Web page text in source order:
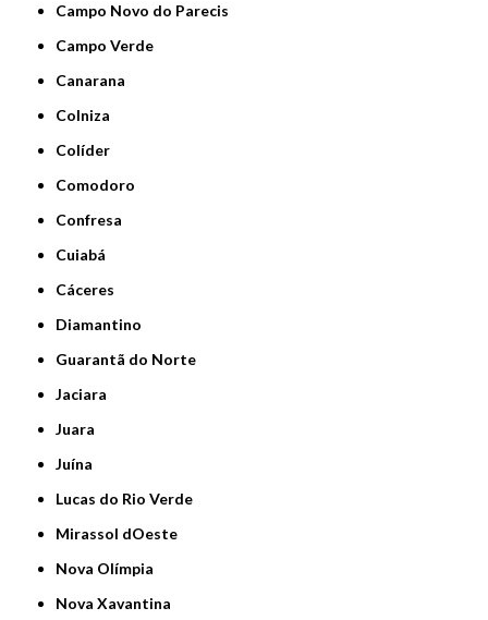
Campo Novo do Parecis
Campo Verde
Canarana
Colniza
Colíder
Comodoro
Confresa
Cuiabá
Cáceres
Diamantino
Guarantã do Norte
Jaciara
Juara
Juína
Lucas do Rio Verde
Mirassol dOeste
Nova Olímpia
Nova Xavantina